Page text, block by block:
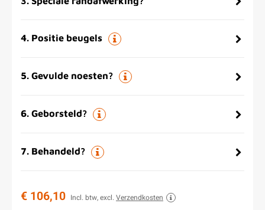
4. Positie beugels
5. Gevulde noesten?
6. Geborsteld?
7. Behandeld?
€ 106,10 Incl. btw, excl. Verzendkosten